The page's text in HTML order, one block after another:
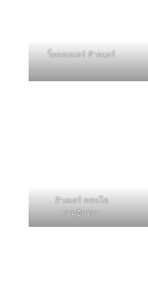
รื้อถอนแอร์ ย้ายแอร์
ล้างแอร์ คอนโด
รามอินทรา